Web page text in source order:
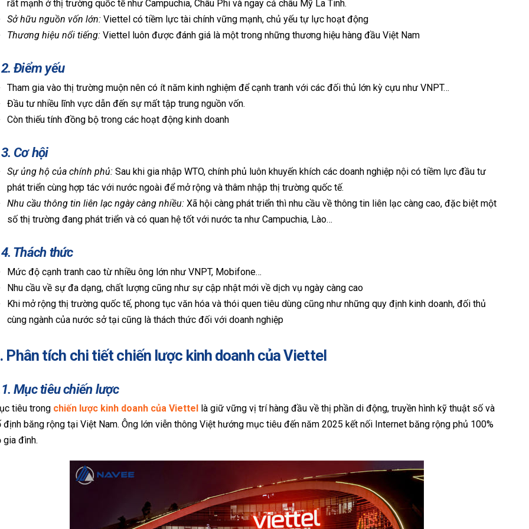
rất mạnh ở thị trường quốc tế như Campuchia, Châu Phi và ngay cả châu Mỹ La Tinh.
Sở hữu nguồn vốn lớn:Viettel có tiềm lực tài chính vững mạnh, chủ yếu tự lực hoạt động
Thương hiệu nổi tiếng:Viettel luôn được đánh giá là một trong những thương hiệu hàng đầu Việt Nam
Điểm yếu
Tham gia vào thị trường muộn nên có ít năm kinh nghiệm để cạnh tranh với các đối thủ lớn kỳ cựu như VNPT…
Đầu tư nhiều lĩnh vực dẫn đến sự mất tập trung nguồn vốn.
Còn thiếu tính đồng bộ trong các hoạt động kinh doanh
Cơ hội
Sự ủng hộ của chính phủ:Sau khi gia nhập WTO, chính phủ luôn khuyến khích các doanh nghiệp nội có tiềm lực đầu tư
phát triển cùng hợp tác với nước ngoài để mở rộng và thâm nhập thị trường quốc tế.
Nhu cầu thông tin liên lạc ngày càng nhiều:Xã hội càng phát triển thì nhu cầu về thông tin liên lạc càng cao, đặc biệt một
số thị trường đang phát triển và có quan hệ tốt với nước ta như Campuchia, Lào…
Thách thức
Mức độ cạnh tranh cao từ nhiều ông lớn như VNPT, Mobifone…
Nhu cầu về sự đa dạng, chất lượng cũng như sự cập nhật mới về dịch vụ ngày càng cao
Khi mở rộng thị trường quốc tế, phong tục văn hóa và thói quen tiêu dùng cũng như những quy định kinh doanh, đối thủ
cùng ngành của nước sở tại cũng là thách thức đối với doanh nghiệp
Phân tích chi tiết chiến lược kinh doanh của Viettel
Mục tiêu chiến lược
tiêu trong chiến lược kinh doanh của Viettel là giữ vững vị trí hàng đầu về thị phần di động, truyền hình kỹ thuật số và
định băng rộng tại Việt Nam. Ông lớn viễn thông Việt hướng mục tiêu đến năm 2025 kết nối Internet băng rộng phủ 100%
gia đình.